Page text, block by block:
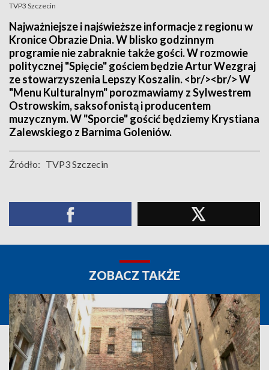
TVP3 Szczecin
Najważniejsze i najświeższe informacje z regionu w
Kronice Obrazie Dnia. W blisko godzinnym
programie nie zabraknie także gości. W rozmowie
politycznej "Spięcie" gościem będzie Artur Wezgraj
ze stowarzyszenia Lepszy Koszalin. <br/><br/> W
"Menu Kulturalnym" porozmawiamy z Sylwestrem
Ostrowskim, saksofonistą i producentem
muzycznym. W "Sporcie" gościć będziemy Krystiana
Zalewskiego z Barnima Goleniów.
Źródło: TVP3 Szczecin
ZOBACZ TAKŻE